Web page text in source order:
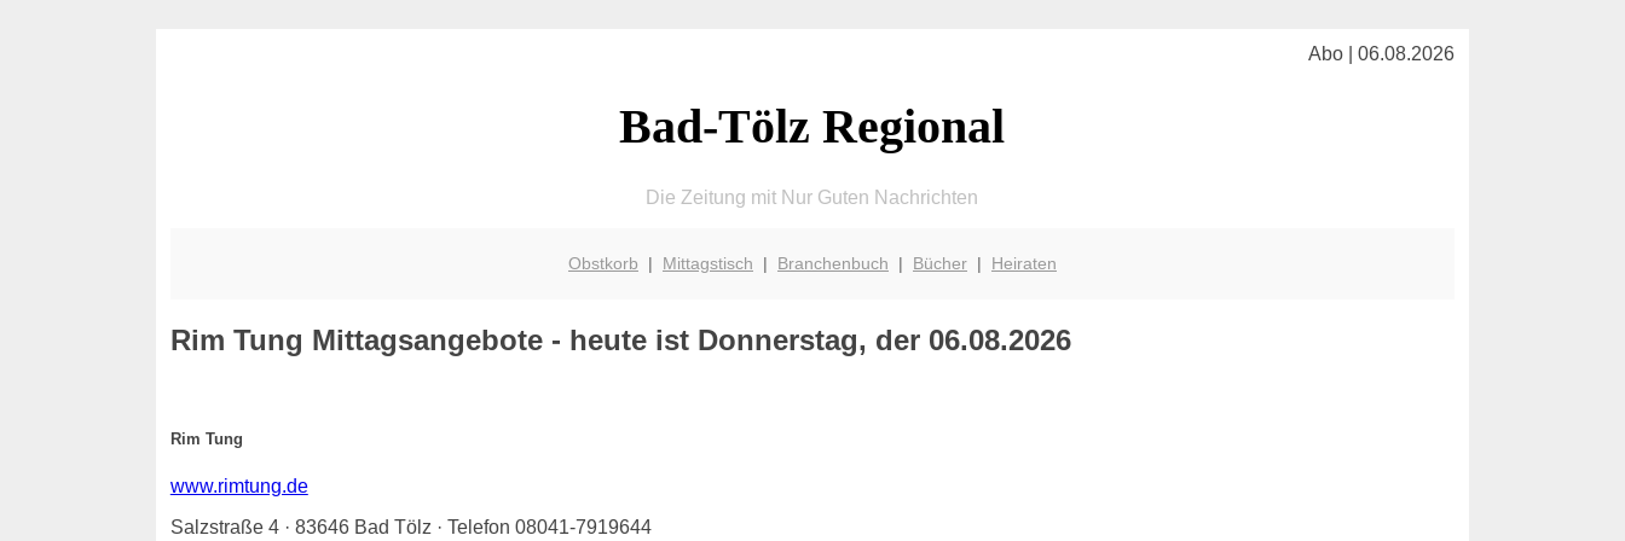
Abo | 06.08.2026
Bad-Tölz Regional
Die Zeitung mit Nur Guten Nachrichten
Obstkorb | Mittagstisch | Branchenbuch | Bücher| Heiraten
Rim Tung Mittagsangebote - heute ist Donnerstag, der 06.08.2026
Rim Tung
www.rimtung.de
Salzstraße 4 · 83646 Bad Tölz · Telefon 08041-7919644